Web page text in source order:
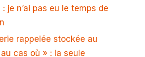
je n’ai pas eu le temps de
rappelée stockée au
cas où » : la seule